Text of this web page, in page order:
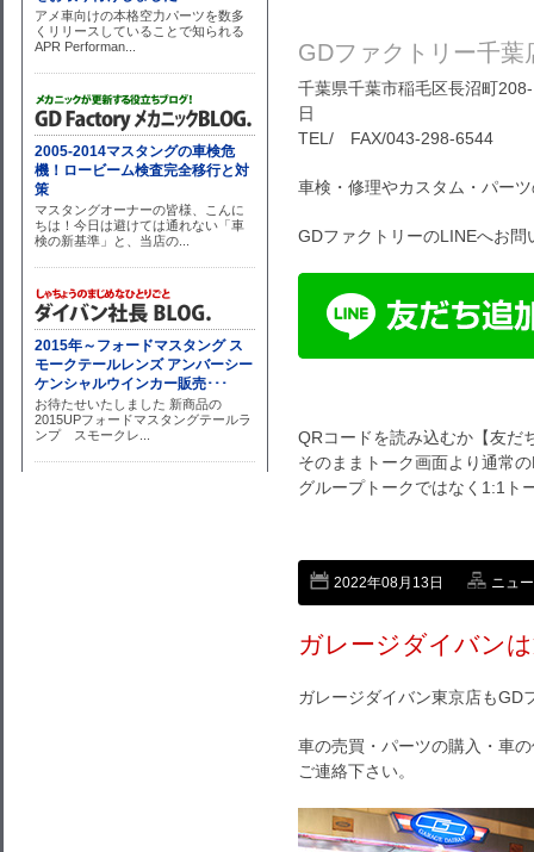
GDファクトリー千葉
千葉県千葉市稲毛区長沼町
日
TEL/ FAX/043-298-6544
車検・修理やカスタム・パー
GDファクトリーのLINEへお問
QRコードを読み込むか【友だ
そのままトーク画面より通常
グループトークではなく1:1ト
2022年08月13日 ニュ
ガレージダイバン
ガレージダイバン東京店もGD
車の売買・パーツの購入・車
ご連絡下さい。